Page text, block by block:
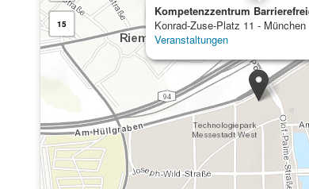
Kompetenzzentrum
Konrad-Zuse-Platz 11 - München
Veranstaltungen
15